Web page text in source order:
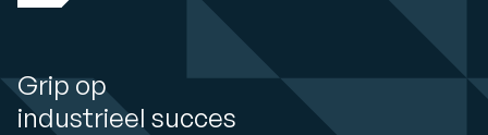
Grip op
industrieel succes